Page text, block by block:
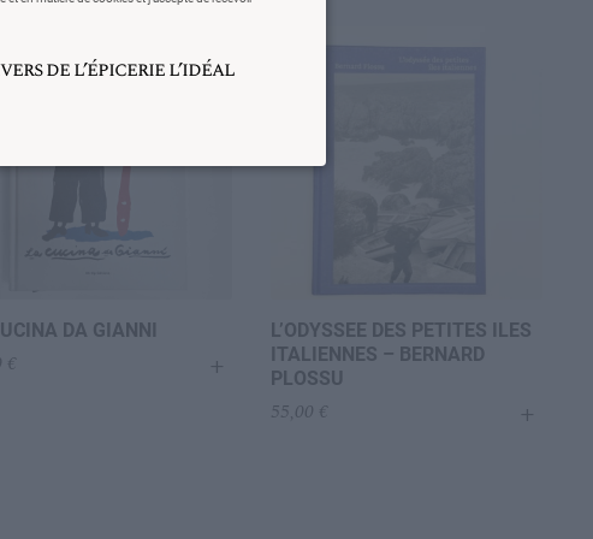
DA GIANNI
€ +
L’ODYSSEE DES PETITES ILES
ITALIENNES – BERNARD
PLOSSU
55,00 € +
de l’épicerie l’idéal